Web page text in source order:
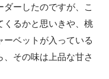
ーしたのですが、こ
くるかと思いきや、桃
ーベットが入っている
その味は上品な甘さ